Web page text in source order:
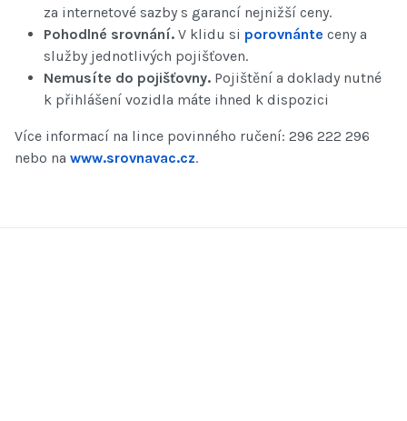
za internetové sazby s garancí nejnižší ceny.
Pohodlné srovnání. V klidu si porovnánte ceny a
služby jednotlivých pojišťoven.
Nemusíte do pojišťovny. Pojištění a doklady nutné
k přihlášení vozidla máte ihned k dispozici
Více informací na lince povinného ručení: 296 222 296
nebo na www.srovnavac.cz.